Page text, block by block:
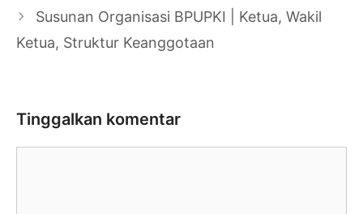
Susunan Organisasi BPUPKI | Ketua, Wakil
Ketua, Struktur Keanggotaan
Tinggalkan komentar